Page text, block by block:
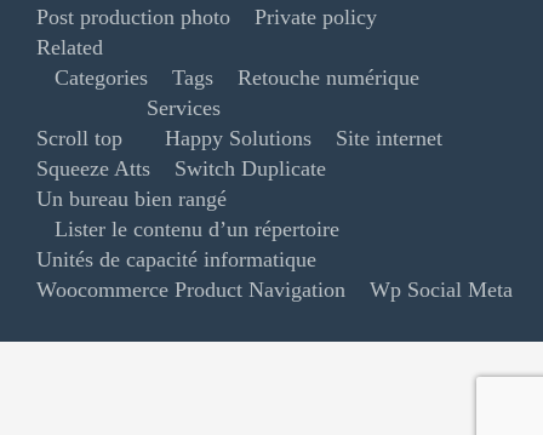
Post production photo
Private policy
Related
Categories
Tags Retouche numérique
Scroll top
Services
Happy Solutions
Site internet
Squeeze Atts
Switch Duplicate
Un bureau bien rangé
Lister le contenu d’un répertoire
Unités de capacité informatique
Woocommerce Product Navigation
Wp Social Meta